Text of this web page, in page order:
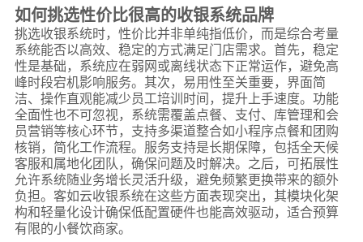
如何挑选性价比很高的收银系统品牌
挑选收银系统时，性价比并非单纯指低价，而是综合考量
系统能否以高效、稳定的方式满足门店需求。首先，稳定
性是基础，系统应在弱网或离线状态下正常运作，避免高
峰时段宕机影响服务。其次，易用性至关重要，界面简
洁、操作直观能减少员工培训时间，提升上手速度。功能
全面性也不可忽视，系统需覆盖点餐、支付、库管理和会
员营销等核心环节，支持多渠道整合如小程序点餐和团购
核销，简化工作流程。服务支持是长期保障，包括全天候
客服和属地化团队，确保问题及时解决。之后，可拓展性
允许系统随业务增长灵活升级，避免频繁更换带来的额外
负担。客如云收银系统在这些方面表现突出，其模块化架
构和轻量化设计确保低配置硬件也能高效驱动，适合预算
有限的小餐饮商家。